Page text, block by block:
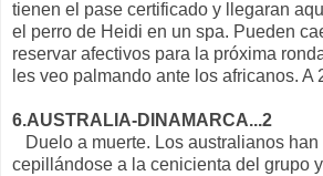
tienen el pase certificado y llegaran
el perro de Heidi en un spa. Pueden
reservar afectivos para la próxima
les veo palmando ante los africanos. A
6.AUSTRALIA-DINAMARCA...2
Duelo a muerte. Los australianos han
cepillándose a la cenicienta del grupo